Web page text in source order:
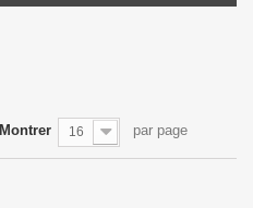
Montrer 16 par page